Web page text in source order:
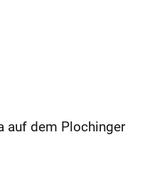
auf dem Plochinger